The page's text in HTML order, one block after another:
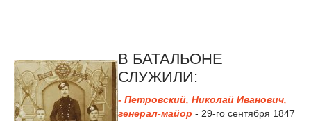
В БАТАЛЬОНЕ
СЛУЖИЛИ:
- Петровский, Николай Иванович,
генерал-майор - 29-го сентября 1847